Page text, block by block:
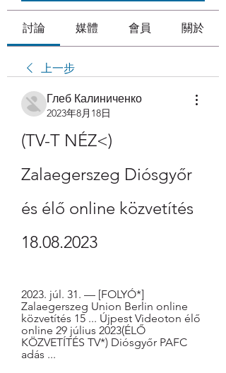
討論 媒體 會員 關於
上一步
Глеб Калиниченко
2023年8月18日
(TV-T NÉZ<)
Zalaegerszeg Diósgyőr
és élő online közvetítés
18.08.2023
2023. júl. 31. — [FOLYÓ*]
Zalaegerszeg Union Berlin online
közvetítés 15 ... Újpest Videoton élő
online 29 július 2023(ÉLŐ
KÖZVETÍTÉS TV*) Diósgyőr PAFC
adás ...